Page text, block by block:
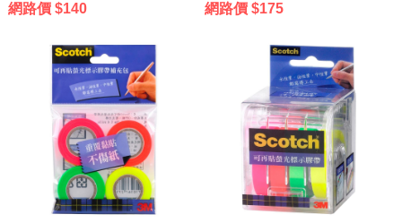
網路價 $140 網路價 $175